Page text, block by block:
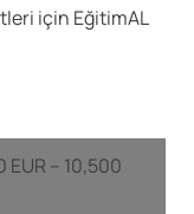
için EğitimAL
EUR – 10,500